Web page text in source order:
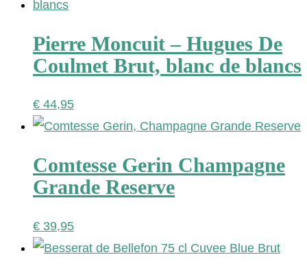
Pierre Moncuit – Hugues De
Coulmet Brut, blanc de blancs
€ 44,95
Comtesse Gerin Champagne
Grande Reserve
€ 39,95